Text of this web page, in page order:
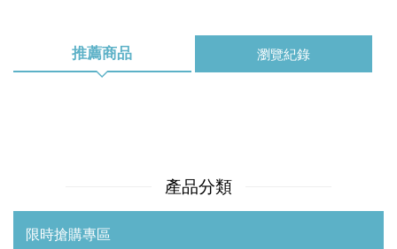
推薦商品 瀏覽紀錄
產品分類
限時搶購專區